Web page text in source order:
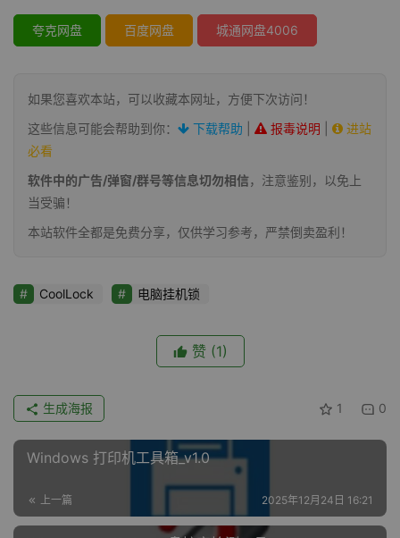
夸克网盘 百度网盘 城通网盘4006
如果您喜欢本站，可以收藏本网址，方便下次访问！
这些信息可能会帮助到你：
下载帮助 报毒说明
进站
必看
软件中的广告/弹窗/群号等信息切勿相信，注意鉴别，以免上
当受骗！
本站软件全都是免费分享，仅供学习参考，严禁倒卖盈利！
CoolLock 电脑挂机锁
赞 (1)
1 0
生成海报
Windows 打印机工具箱_v1.0
上一篇 2025年12月24日 16:21